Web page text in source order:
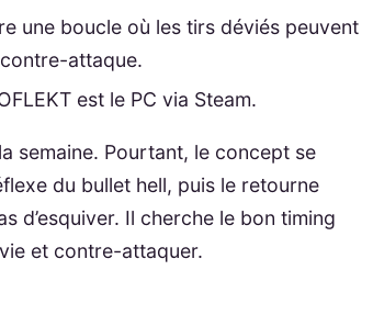
une boucle où les tirs déviés peuvent
attaque.
est le PC via Steam.
semaine. Pourtant, le concept se
du bullet hell, puis le retourne
d’esquiver. Il cherche le bon timing
et contre-attaquer.